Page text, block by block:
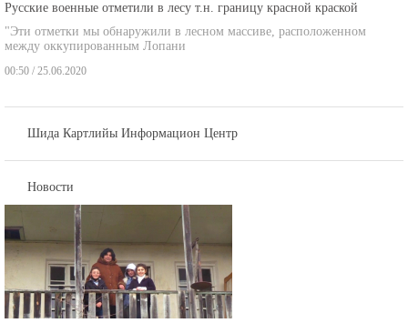
Русские военные отметили в лесу т.н. границу красной краской
"Эти отметки мы обнаружили в лесном массиве, расположенном
между оккупированным Лопани
00:50 / 25.06.2020
Шида Картлийы Информацион Центр
Новости